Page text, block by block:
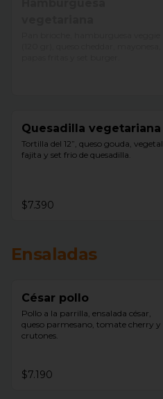
Quesadilla vegetariana
Tortilla del 12”, queso gouda, vegetal
fajita y set frio de quesadilla.
$7.390
Ensaladas
César pollo
Pollo a la parrilla, ensalada césar,
queso parmesano, tomate cherry y
crutones.
$7.190